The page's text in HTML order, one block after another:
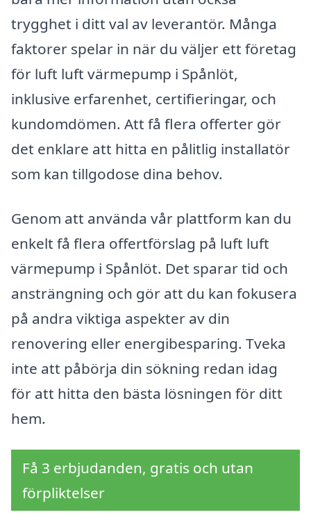
trygghet i ditt val av leverantör. Många
faktorer spelar in när du väljer ett företag
för luft luft värmepump i Spånlöt,
inklusive erfarenhet, certifieringar, och
kundomdömen. Att få flera offerter gör
det enklare att hitta en pålitlig installatör
som kan tillgodose dina behov.
Genom att använda vår plattform kan du
enkelt få flera offertförslag på luft luft
värmepump i Spånlöt. Det sparar tid och
ansträngning och gör att du kan fokusera
på andra viktiga aspekter av din
renovering eller energibesparing. Tveka
inte att påbörja din sökning redan idag
för att hitta den bästa lösningen för ditt
hem.
Få 3 erbjudanden, gratis och utan
förpliktelser